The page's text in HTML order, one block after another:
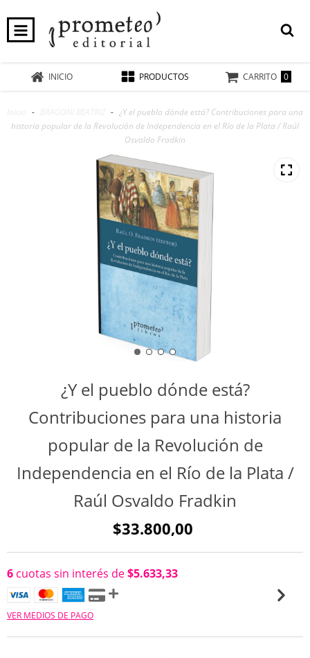
INICIO PRODUCTOS CARRITO 0
- - ¿Y el pueblo dónde está? Contribuciones para una
historia popular de la Revolución de Independencia en el Río de la Plata / Raúl
Osvaldo Fradkin
¿Y el pueblo dónde está?
Contribuciones para una historia
popular de la Revolución de
Independencia en el Río de la Plata /
Raúl Osvaldo Fradkin
$33.800,00
6 cuotas sin interés de$5.633,33
VER MEDIOS DE PAGO